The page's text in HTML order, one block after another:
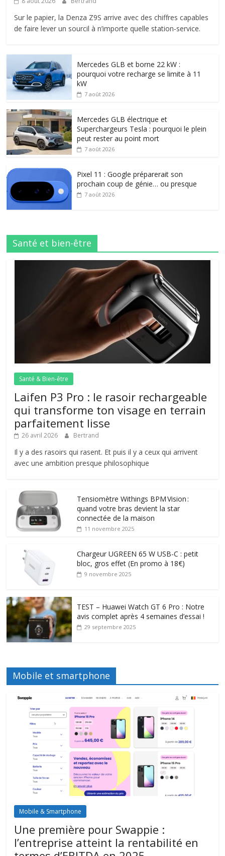
Sur le papier, la Denza Z9S arrive avec des chiffres capables
de faire lever un sourcil à n’importe quelle station-service.
Mercedes GLB et borne 22 kW :
pourquoi votre recharge se limite à 11
kW
7 août 2026
Mercedes GLB électrique et
Superchargeurs Tesla : pourquoi le plein
peut rester au point mort
7 août 2026
Pixel 11 : Google préparerait son
prochain coup de génie… ou presque
7 août 2026
Santé et bien-être
Santé & Bien-être
Laifen P3 Pro : le rasoir rechargeable
qui transforme ton visage en terrain
parfaitement lisse
26 avril 2026 Bertrand
Il y a des rasoirs qui rasent. Et puis il y a ceux qui arrivent
avec une ambition presque philosophique
Tensiomètre Withings BPM Vision :
quand votre bras devient la star
connectée de la maison
11 novembre 2025
Chargeur UGREEN 65 W USB-C : petit
bloc, gros effet (En promo à 18€)
9 novembre 2025
TEST – Huawei Watch GT 6 Pro : Notre
avis complet après 4 semaines d’essai !
29 septembre 2025
Mobile et smartphone
Mobile & Smartphone
Une première pour Swappie :
l’entreprise atteint la rentabilité en